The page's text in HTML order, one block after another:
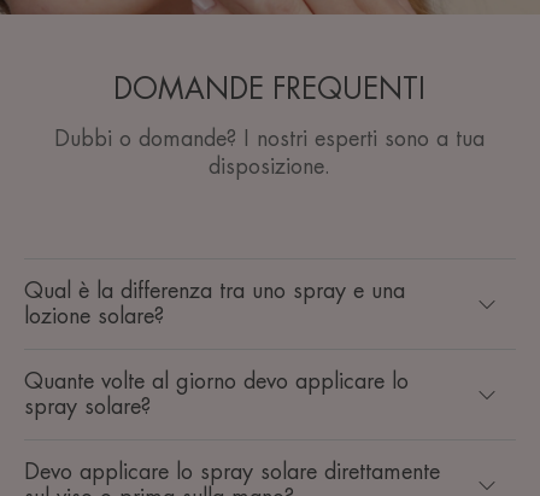
DOMANDE FREQUENTI
Dubbi o domande? I nostri esperti sono a tua
disposizione.
Qual è la differenza tra uno spray e una
lozione solare?
Quante volte al giorno devo applicare lo
spray solare?
Devo applicare lo spray solare direttamente